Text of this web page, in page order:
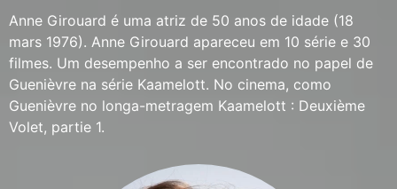
Anne Girouard é uma atriz de 50 anos de idade (18
mars 1976). Anne Girouard apareceu em 10 série e 30
filmes. Um desempenho a ser encontrado no papel de
Guenièvre na série Kaamelott. No cinema, como
Guenièvre no longa-metragem Kaamelott : Deuxième
Volet, partie 1.